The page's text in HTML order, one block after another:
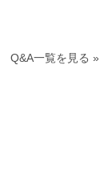
Q&A一覧を見る »